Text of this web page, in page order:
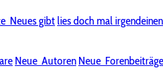
Neues gibtlies doch mal irgendeinen
Neue Autoren Neue Forenbeiträge